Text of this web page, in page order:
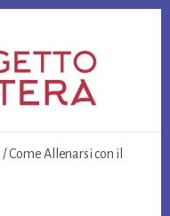
/Come Allenarsi con il